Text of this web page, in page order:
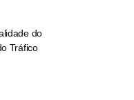
do
Tráfico